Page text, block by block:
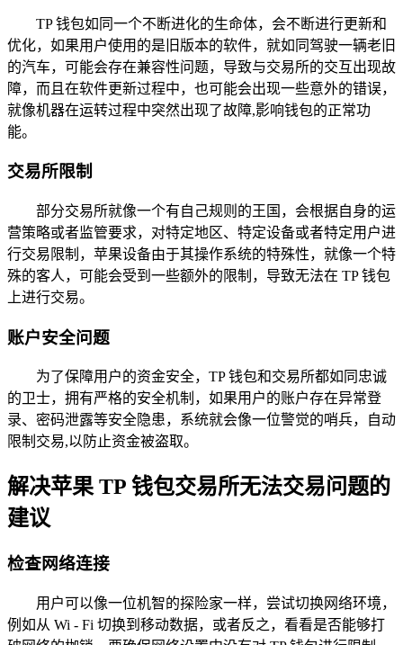
TP 钱包如同一个不断进化的生命体，会不断进行更新和
优化，如果用户使用的是旧版本的软件，就如同驾驶一辆老旧
的汽车，可能会存在兼容性问题，导致与交易所的交互出现故
障，而且在软件更新过程中，也可能会出现一些意外的错误，
就像机器在运转过程中突然出现了故障,影响钱包的正常功
能。
交易所限制
部分交易所就像一个有自己规则的王国，会根据自身的运
营策略或者监管要求，对特定地区、特定设备或者特定用户进
行交易限制，苹果设备由于其操作系统的特殊性，就像一个特
殊的客人，可能会受到一些额外的限制，导致无法在 TP 钱包
上进行交易。
账户安全问题
为了保障用户的资金安全，TP 钱包和交易所都如同忠诚
的卫士，拥有严格的安全机制，如果用户的账户存在异常登
录、密码泄露等安全隐患，系统就会像一位警觉的哨兵，自动
限制交易,以防止资金被盗取。
解决苹果 TP 钱包交易所无法交易问题的
建议
检查网络连接
用户可以像一位机智的探险家一样，尝试切换网络环境，
例如从 Wi - Fi 切换到移动数据，或者反之，看看是否能够打